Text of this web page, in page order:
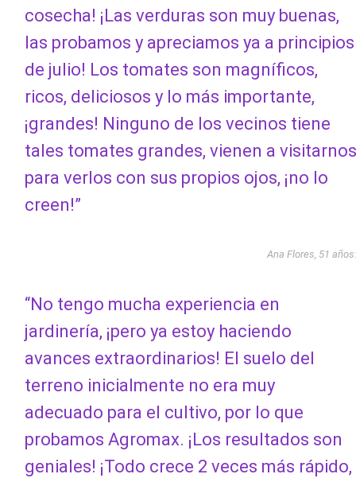
cosecha! ¡Las verduras son muy buenas,
las probamos y apreciamos ya a principios
de julio! Los tomates son magníficos,
ricos, deliciosos y lo más importante,
¡grandes! Ninguno de los vecinos tiene
tales tomates grandes, vienen a visitarnos
para verlos con sus propios ojos, ¡no lo
creen!”
Ana Flores, 51 años:
“No tengo mucha experiencia en
jardinería, ¡pero ya estoy haciendo
avances extraordinarios! El suelo del
terreno inicialmente no era muy
adecuado para el cultivo, por lo que
probamos Agromax. ¡Los resultados son
geniales! ¡Todo crece 2 veces más rápido,